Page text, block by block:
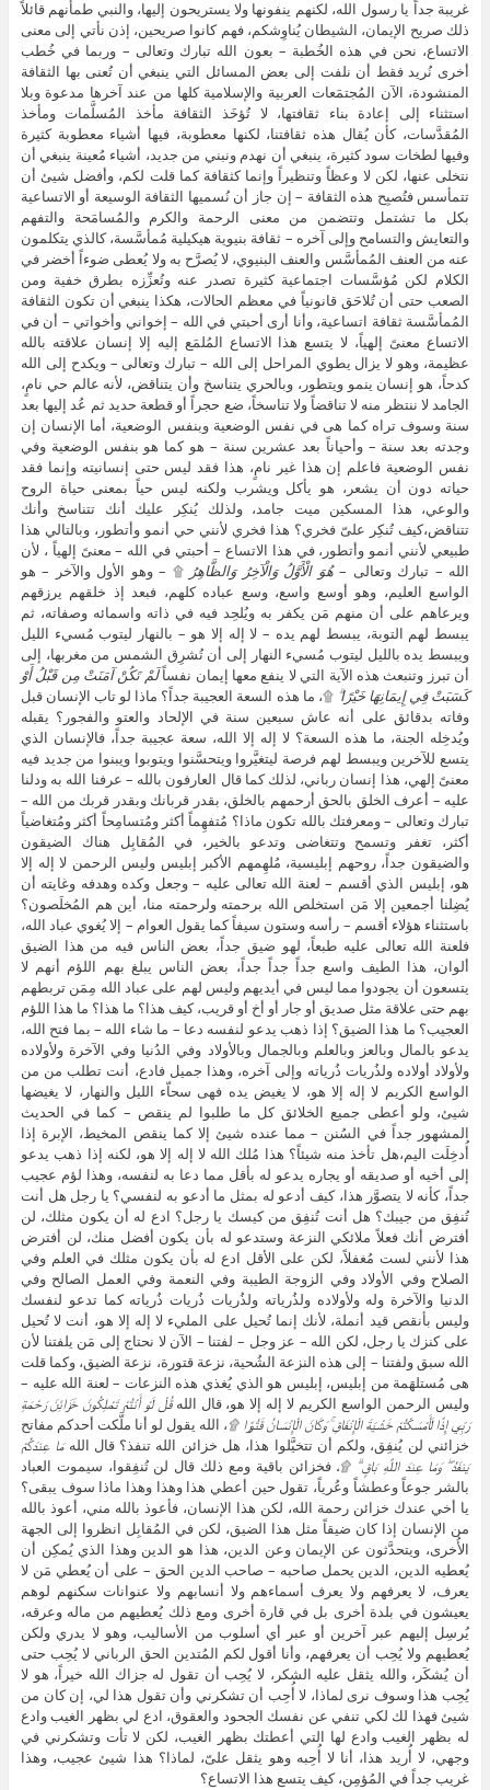
غريبة جداً يا رسول الله، لكنهم ينفونها ولا يستريحون إليها، والنبي طمأنهم قائلاً
ذلك صريح الإيمان، الشيطان يُناوِشكم، فهم كانوا صريحين، إذن نأتي إلى معنى
الاتساع، نحن في هذه الخُطبة – بعون الله تبارك وتعالى – وربما في خُطب
أخرى نُريد فقط أن نلفت إلى بعض المسائل التي ينبغي أن تُعنى بها الثقافة
المنشودة، الآن المُجتمَعات العربية والإسلامية كلها من عند آخرها مدعوة وبلا
استثناء إلى إعادة بناء ثقافتها، لا تُؤخَذ الثقافة مأخذ المُسلَّمات ومأخذ
المُقدَّسات، كأن يُقال هذه ثقافتنا، لكنها معطوبة، فيها أشياء معطوبة كثيرة
وفيها لطخات سود كثيرة، ينبغي أن نهدم ونبني من جديد، أشياء مُعينة ينبغي أن
نتخلى عنها، لكن لا وعظاً وتنظيراً وإنما كثقافة كما قلت لكم، وأفضل شيئ أن
تتمأسس فتُصبِح هذه الثقافة – إن جاز أن نُسميها الثقافة الوسيعة أو الاتساعية
بكل ما تشتمل وتتضمن من معنى الرحمة والكرم والمُسامَحة والتفهم
والتعايش والتسامح وإلى آخره – ثقافة بنيوية هيكيلية مُمأسَّسة، كالذي يتكلمون
عنه من العنف المُمأسَّس والعنف البنيوي، لا يُصرَّح به ولا يُعطى ضوءاً أخضر في
الكلام لكن مُؤسَّسات اجتماعية كثيرة تصدر عنه وتُعزِّزه بطرق خفية ومن
الصعب حتى أن تُلاحَق قانونياً في معظم الحالات، هكذا ينبغي أن تكون الثقافة
المُمأسَّسة ثقافة اتساعية، وأنا أرى أحبتي في الله – إخواني وأخواتي – أن في
الاتساع معنىً إلهياً، لا يتسع هذا الاتساع المُلمَع إليه إلا إنسان علاقته بالله
عظيمة، وهو لا يزال يطوي المراحل إلى الله – تبارك وتعالى – ويكدح إلى الله
كدحاً، هو إنسان ينمو ويتطور، وبالحري يتناسخ وأن يتناقض، لأنه عالم حي نامٍ،
الجامد لا ننتظر منه لا تناقضاً ولا تناسخاً، ضع حجراً أو قطعة حديد ثم عُد إليها بعد
سنة وسوف تراه كما هى في نفس الوضعية وبنفس الوضعية، أما الإنسان إن
وجدته بعد سنة – وأحياناً بعد عشرين سنة – هو كما هو بنفس الوضعية وفي
نفس الوضعية فاعلم إن هذا غير نامٍ، هذا فقد ليس حتى إنسانيته وإنما فقد
حياته دون أن يشعر، هو يأكل ويشرب ولكنه ليس حياً بمعنى حياة الروح
والوعي، هذا المسكين ميت جامد، ولذلك يُنكِر عليك أنك تتناسخ وأنك
تتناقض،كيف تُنكِر علىّ فخري؟ هذا فخري لأنني حي أنمو وأتطور، وبالتالي هذا
طبيعي لأنني أنمو وأتطور، في هذا الاتساع – أحبتي في الله – معنىً إلهياً ، لأن
الله – تبارك وتعالى –هُوَ الْأَوَّلُ وَالْآخِرُ وَالظَّاهِرُ۩ – وهو الأول والآخر – هو
الواسع العليم، وهو أوسع واسع، وسع عباده كلهم، فبعد إذ خلقهم يرزقهم
ويرعاهم على أن منهم مَن يكفر به ويُلحِد فيه في ذاته واسمائه وصفاته، ثم
يبسط لهم التوبة، يبسط لهم يده – لا إله إلا هو – بالنهار ليتوب مُسيء الليل
ويبسط يده بالليل ليتوب مُسيء النهار إلى أن تُشرِق الشمس من مغربها، إلى
أن تبرز وتنبعث هذه الآية التي لا ينفع معها إيمان نفساًلَمْ تَكُنْ آمَنَتْ مِن قَبْلُ أَوْ
كَسَبَتْ فِي إِيمَانِهَا خَيْرًا ۗ۩، ما هذه السعة العجيبة جداً؟ ماذا لو تاب الإنسان قبل
وفاته بدقائق على أنه عاش سبعين سنة في الإلحاد والعتو والفجور؟ يقبله
ويُدخِله الجنة، ما هذه السعة؟ لا إله إلا الله، سعة عجيبة جداً، فالإنسان الذي
يتسع للآخرين ويبسط لهم فرصة ليتغيَّروا ويتحسَّنوا ويتوبوا ويبنوا من جديد فيه
معنىً إلهي، هذا إنسان رباني، لذلك كما قال العارفون بالله – عرفنا الله به ودلنا
عليه – أعرف الخلق بالحق أرحمهم بالخلق، بقدر قربانك وبقدر قربك من الله –
تبارك وتعالى – ومعرفتك بالله تكون ماذا؟ مُتفهِماً أكثر ومُتسامِحاً أكثر ومُتغاضياً
أكثر، تغفر وتسمح وتتغاضى وتدعو بالخير، في المُقابِل هناك الضيقون
والضيقون جداً، روحهم إبليسية، مُلهِمهم الأكبر إبليس وليس الرحمن لا إله إلا
هو، إبليس الذي أقسم – لعنة الله تعالى عليه – وجعل وكده وهدفه وغايته أن
يُضِلنا أجمعين إلا مَن استخلص الله برحمته ولرحمته منا، أين هم المُخلَصون؟
باستثناء هؤلاء أقسم – رأسه وستون سيفاً كما يقول العوام – إلا يُغوي عباد الله،
فلعنة الله تعالى عليه طبعاً، لهو ضيق جداً، بعض الناس فيه من هذا الضيق
ألوان، هذا الطيف واسع جداً جداً جداً، بعض الناس يبلغ بهم اللؤم أنهم لا
يتسعون أن يجودوا مما ليس في أيديهم وليس لهم على عباد الله مِمَن تربطهم
بهم حتى علاقة مثل صديق أو جار أو أخ أو قريب، كيف هذا؟ ما هذا؟ ما هذا اللؤم
العجيب؟ ما هذا الضيق؟ إذا ذهب يدعو لنفسه دعا – ما شاء الله – بما فتح الله،
يدعو بالمال وبالعز وبالعلم وبالجمال وبالأولاد وفي الدُنيا وفي الآخرة ولأولاده
ولأولاد أولاده ولذُريات ذُرياته وإلى آخره، وهذا جميل فادع، أنت تطلب من من
الواسع الكريم لا إله إلا هو، لا يغيض يده فهى سحاّء الليل والنهار، لا يغيضها
شيئ، ولو أعطى جميع الخلائق كل ما طلبوا لم ينقص – كما في الحديث
المشهور جداً في السُنن – مما عنده شيئ إلا كما ينقص المخيط، الإبرة إذا
أُدخِلَت اليم،هل تأخذ منه شيئاً؟ هذا مُلك الله لا إله إلا هو، لكنه إذا ذهب يدعو
إلى أخيه أو صديقه أو يجاره يدعو له بأقل مما دعا به لنفسه، وهذا لؤم عجيب
جداً، كأنه لا يتصوَّر هذا، كيف أدعو له بمثل ما أدعو به لنفسي؟ يا رجل هل أنت
تُنفِق من جيبك؟ هل أنت تُنفِق من كيسك يا رجل؟ ادع له أن يكون مثلك، لن
أفترض أنك فعلاً ملائكي النزعة وستدعو له بأن يكون أفضل منك، لن أفترض
هذا لأنني لست مُغفلاً، لكن على الأقل ادع له بأن يكون مثلك في العلم وفي
الصلاح وفي الأولاد وفي الزوجة الطيبة وفي النعمة وفي العمل الصالح وفي
الدنيا والآخرة وله ولأولاده ولذُرياته ولذُريات ذُريات ذُرياته كما تدعو لنفسك
وليس بأنقص قيد أنملة، لأنك إنما تُحيل على المليء لا إله إلا هو، أنت لا تُحيل
على كنزك يا رجل، لكن الله – عز وجل – لفتنا – الآن لا نحتاج إلى مَن يلفتنا لأن
الله سبق ولفتنا – إلى هذه النزعة الشُحية، نزعة قتورة، نزعة الضيق، وكما قلت
هى مُستلهَمة من إبليس، إبليس هو الذي يُغذي هذه النزعات – لعنة الله عليه –
وليس الرحمن الواسع الكريم لا إله إلا هو، قال اللهقُلْ لَوْ أَنْتُمْ تَمْلِكُونَ خَزَائِنَ رَحْمَةِ
رَبِّي إِذًا لَأَمْسَكْتُمْ خَشْيَةَ الْإِنْفَاقِ ۚ وَكَانَ الْإِنْسَانُ قَتُورًا ۩، الله يقول لو أنا ملَّكت أحدكم مفاتح
خزائني لن يُنفِق، ولكم أن تتخيَّلوا هذا، هل خزائن الله تنفذ؟ قال اللهمَا عِندَكُمْ
يَنفَدُ ۖ وَمَا عِندَ اللَّهِ بَاقٍ ۗ ۩،فخزائن باقية ومع ذلك قال لن تُنفِقوا، سيموت العباد
بالشر جوعاً وعطشاً وعُرياً، تقول حين أعطي هذا وهذا وهذا ماذا سوف يبقى؟
يا أخي عندك خزائن رحمة الله، لكن هذا الإنسان، فأعوذ بالله مني، أعوذ بالله
من الإنسان إذا كان ضيقاً مثل هذا الضيق، لكن في المُقابِل انظروا إلى الجهة
الأُخرى، ويتحدَّثون عن الإيمان وعن الدين، هذا هو الدين وهذا الذي يُمكِن أن
يُعطيه الدين، الدين يحمل صاحبه – صاحب الدين الحق – على أن يُعطي مَن لا
يعرف، لا يعرفهم ولا يعرف أسماءهم ولا أنسابهم ولا عنوانات سكنهم لوهم
يعيشون في بلدة أخرى بل في قارة أخرى ومع ذلك يُعطيهم من ماله وعرقه،
يُرسِل إليهم عبر آخرين أو عبر أي أسلوب من الأساليب، وهو لا يدري ولكن
يُعطيهم ولا يُحِب أن يعرفهم، وأنا أقول لكم المُتدين الحق الرباني لا يُحِب حتى
أن يُشكَر، والله يثقل عليه الشكر، لا يُحِب أن تقول له جزاك الله خيراً، هو لا
يُحِب هذا وسوف نرى لماذا، لا أُحِب أن تشكرني وأن تقول هذا لي، إن كان من
شيئ فهذا لك لكي تنفي عن نفسك الجحود والعقوق، ادع لي بظهر الغيب وادع
له بظهر الغيب وادع لها التي أعطتك بظهر الغيب، لكن لا تأت وتشكرني في
وجهي، لا أُريد هذا، أنا لا أُحِبه وهو يثقل علىّ، لماذا؟ هذا شيئ عجيب، وهذا
غريب جداً في المُؤمِن، كيف يتسع هذا الاتساع؟